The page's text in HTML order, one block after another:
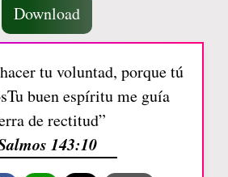
Download
tu voluntad, porque tú
buen espíritu me guía
de rectitud”
143:10